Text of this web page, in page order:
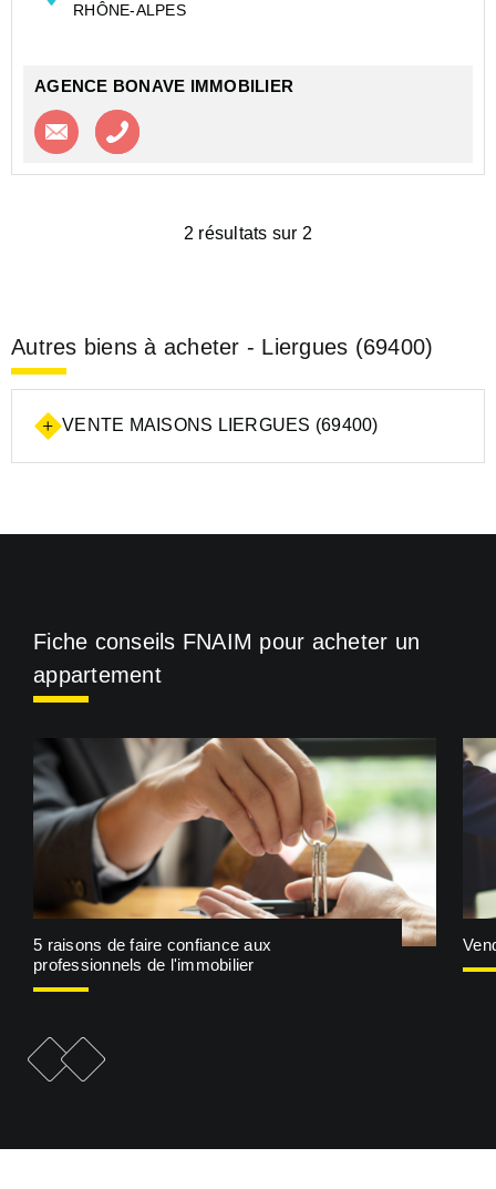
RHÔNE-ALPES
AGENCE BONAVE IMMOBILIER
Contacter l'agence
2 résultats sur 2
Autres biens à acheter - Liergues (69400)
VENTE MAISONS LIERGUES (69400)
Fiche conseils FNAIM pour acheter un
appartement
F
i
c
h
e
p
r
é
c
é
d
e
n
t
e
F
i
c
h
e
s
u
i
v
a
n
te
5 raisons de faire confiance aux
professionnels de l'immobilier